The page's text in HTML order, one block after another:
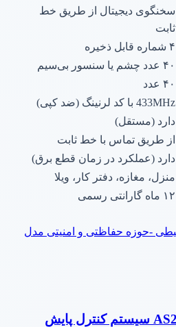
سخنگوی دیجیتال از طریق خط
ثابت
۴ شماره قابل ذخیره
۴۰ عدد چشم یا سنسور بی‌سیم
۴۰ عدد
433MHz با کد لرنینگ (ضد کپی)
دارد (مستقل)
از طریق تماس با خط ثابت
دارد (عملکرد در زمان قطع برق)
منزل، مغازه، دفتر کار، ویلا
۱۲ ماه گارانتی رسمی